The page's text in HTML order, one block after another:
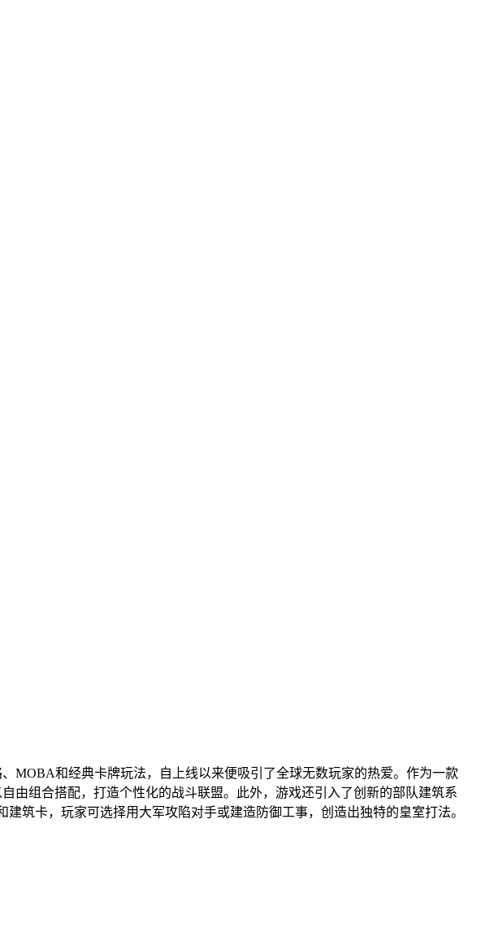
MOBA和经典卡牌玩法，自上线以来便吸引了全球无数玩家的热爱。作为一款
由组合搭配，打造个性化的战斗联盟。此外，游戏还引入了创新的部队建筑系
筑卡，玩家可选择用大军攻陷对手或建造防御工事，创造出独特的皇室打法。